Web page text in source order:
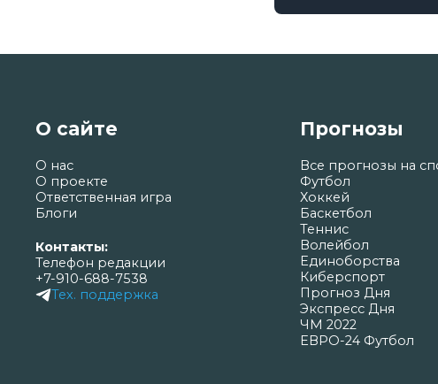
О сайте
О нас
О проекте
Ответственная игра
Блоги
Контакты:
Телефон редакции
+7-910-688-7538
Тех. поддержка
Прогнозы
Все прогнозы на
Футбол
Хоккей
Баскетбол
Теннис
Волейбол
Единоборства
Киберспорт
Прогноз Дня
Экспресс Дня
ЧМ 2022
ЕВРО-24 Футбол